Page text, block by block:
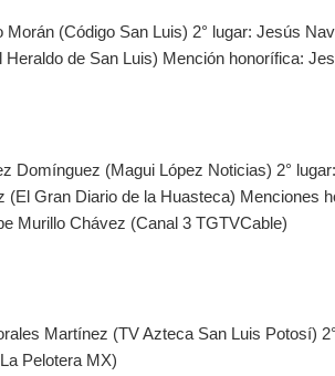
Morán (Código San Luis) 2° lugar: Jesús
Heraldo de San Luis) Mención honorífica:
Domínguez (Magui López Noticias) 2°
(El Gran Diario de la Huasteca) Menciones
Murillo Chávez (Canal 3 TGTVCable)
Martínez (TV Azteca San Luis Potosí)
Pelotera MX)